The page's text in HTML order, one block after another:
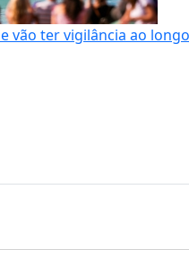
vão ter vigilância ao